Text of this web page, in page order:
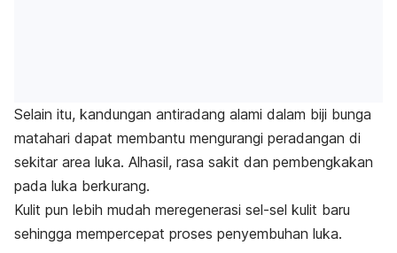
Selain itu, kandungan antiradang alami dalam biji bunga
matahari dapat membantu mengurangi peradangan di
sekitar area luka. Alhasil, rasa sakit dan pembengkakan
pada luka berkurang.
Kulit pun lebih mudah meregenerasi sel-sel kulit baru
sehingga mempercepat proses penyembuhan luka.